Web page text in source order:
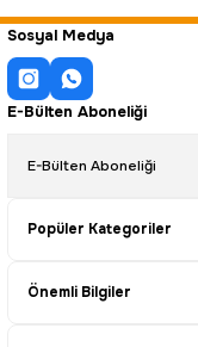
Sosyal Medya
E-Bülten Aboneliği
Popüler Kategoriler
Önemli Bilgiler